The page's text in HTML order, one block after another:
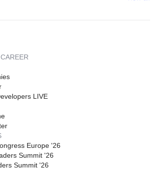
LIVE
Europe '26
Summit '26
Summit '26